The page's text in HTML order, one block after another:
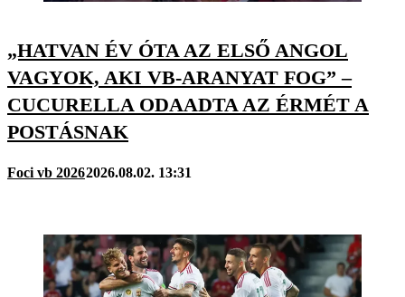
„HATVAN ÉV ÓTA AZ ELSŐ ANGOL
VAGYOK, AKI VB-ARANYAT FOG” –
CUCURELLA ODAADTA AZ ÉRMÉT A
POSTÁSNAK
Foci vb 20262026.08.02. 13:31